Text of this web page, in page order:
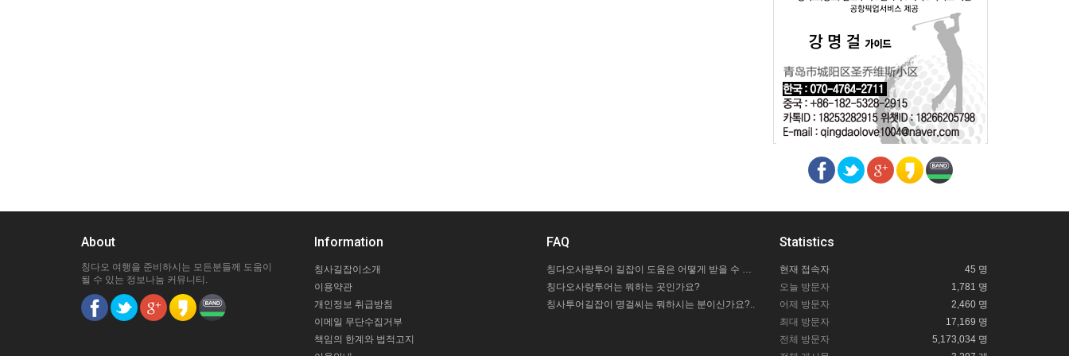
About
칭다오 여행을 준비하시는 모든분들께 도움이
될 수 있는 정보나눔 커뮤니티.
Information
칭사길잡이소개
이용약관
개인정보 취급방침
이메일 무단수집거부
책임의 한계와 법적고지
FAQ
칭다오사랑투어 길잡이 도움은 어떻게 받을 수 있을까요?
칭다오사랑투어는 뭐하는 곳인가요?
칭사투어길잡이 명걸씨는 뭐하시는 분이신가요?..
Statistics
현재 접속자
45 명
오늘 방문자
1,781 명
어제 방문자
2,460 명
최대 방문자
17,169 명
전체 방문자
5,173,034 명